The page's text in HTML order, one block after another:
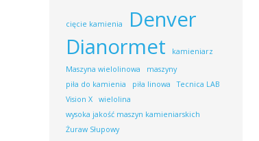
cięcie kamienia
Denver
Dianormet
kamieniarz
Maszyna wielolinowa
maszyny
piła do kamienia
piła linowa
Tecnica LAB
Vision X
wielolina
wysoka jakość maszyn kamieniarskich
Żuraw Słupowy